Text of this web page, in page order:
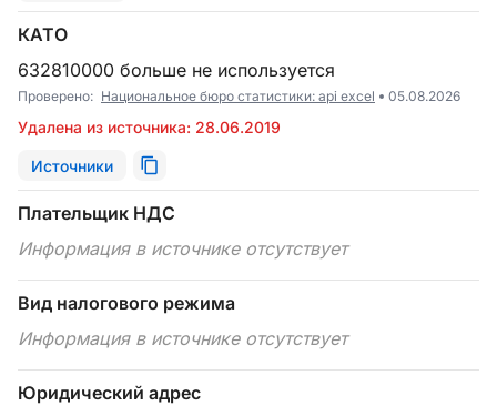
КАТО
632810000 больше не используется
Проверено: Национальное бюро статистики: api excel 05.08.2026
Удалена из источника: 28.06.2019
Источники
Плательщик НДС
Информация в источнике отсутствует
Вид налогового режима
Информация в источнике отсутствует
Юридический адрес